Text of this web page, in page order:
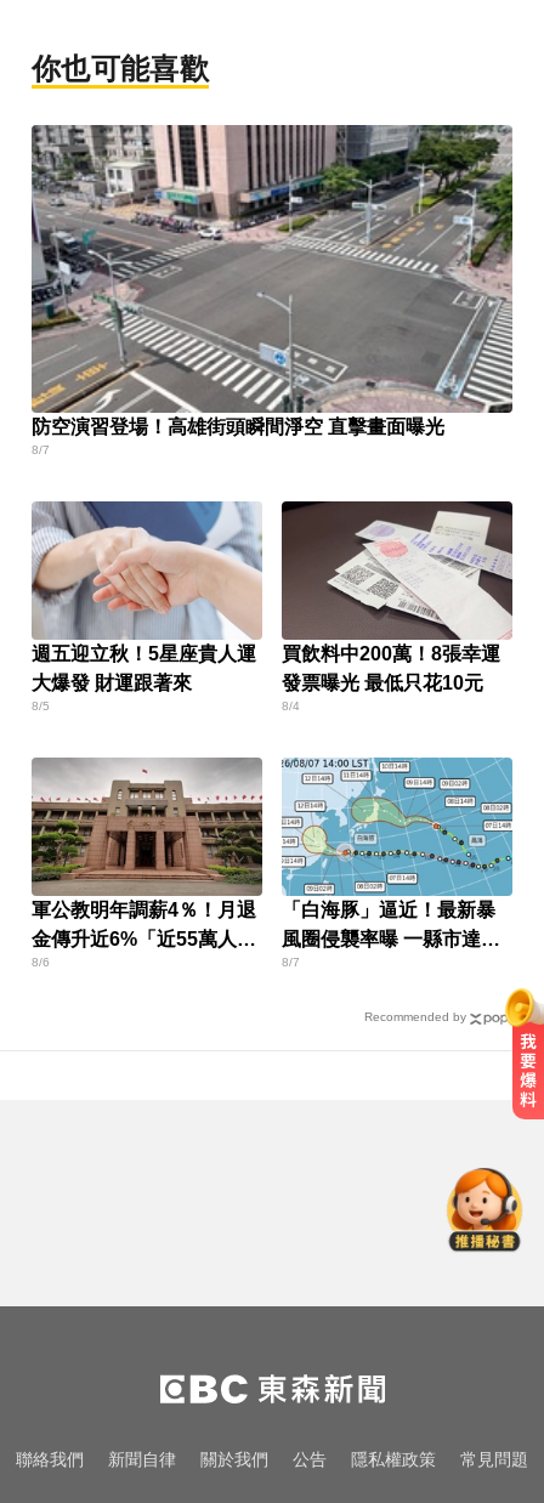
你也可能喜歡
防空演習登場！高雄街頭瞬間淨空 直擊畫面曝光
8/7
週五迎立秋！5星座貴人運
大爆發 財運跟著來
8/5
買飲料中200萬！8張幸運
發票曝光 最低只花10元
8/4
軍公教明年調薪4％！月退
金傳升近6%「近55萬人受
惠」
8/6
「白海豚」逼近！最新暴
風圈侵襲率曝 一縣市達
59％
8/7
Recommended by
月板變形，醫揭保骨與增肌兩大救
慈濟採購BNT疫苗被詐10億！醫：4
年後還陳時中清白
中職／日本女星松川星首次來台開
聯絡我們 新聞自律 關於我們 公告 隱私權政策 常見問題